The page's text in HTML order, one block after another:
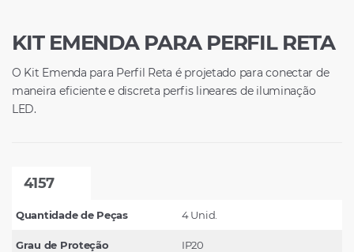
KIT EMENDA PARA PERFIL RETA
O Kit Emenda para Perfil Reta é projetado para conectar de
maneira eficiente e discreta perfis lineares de iluminação
LED.
4157
Quantidade de Peças 4 Unid.
Grau de Proteção IP20